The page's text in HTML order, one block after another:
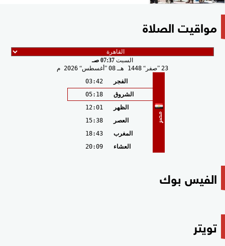
مواقيت الصلاة
السبت 07:37 صـ
23 صفر 1448 هـ 08 أغسطس 2026 م
مصر
الفجر
03:42
الشروق
05:18
الظهر
12:01
العصر
15:38
المغرب
18:43
العشاء
20:09
الفيس بوك
تويتر